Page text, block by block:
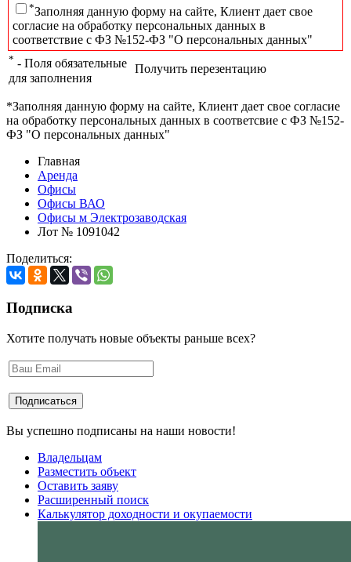
*Заполняя данную форму на сайте, Клиент дает свое
согласие на обработку персональных данных в
соответствие с ФЗ №152-ФЗ "О персональных данных"
* - Поля обязательные
для заполнения
Получить перезентацию
*Заполняя данную форму на сайте, Клиент дает свое согласие
на обработку персональных данных в соответсвие с ФЗ №152-
ФЗ "О персональных данных"
Главная
Аренда
Офисы
Офисы ВАО
Офисы м Электрозаводская
Лот № 1091042
Поделиться:
Подписка
Хотите получать новые объекты раньше всех?
Вы успешно подписаны на наши новости!
Владельцам
Разместить объект
Оставить заяву
Расширенный поиск
Калькулятор доходности и окупаемости